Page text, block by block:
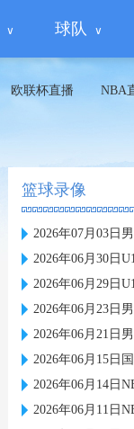
球队
欧联杯直播 NBA
篮球录像
2026年07月03日男
2026年06月30日U17男篮
2026年06月29日U17男
2026年06月23日男
2026年06月21日男篮
2026年06月15日国青女篮
2026年06月14日
2026年06月11日